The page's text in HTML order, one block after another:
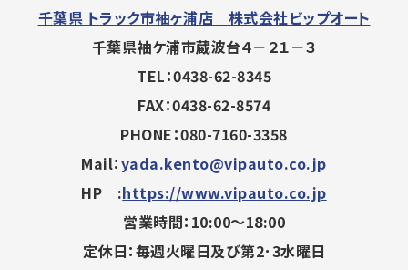
千葉県 トラック市袖ヶ浦店 株式会社ビップオート
千葉県袖ケ浦市蔵波台４－２１－３
TEL：0438-62-8345
FAX：0438-62-8574
PHONE：080-7160-3358
Mail：yada.kento@vipauto.co.jp
HP :https://www.vipauto.co.jp
営業時間：10:00～18:00
定休日：毎週火曜日及び第2･3水曜日